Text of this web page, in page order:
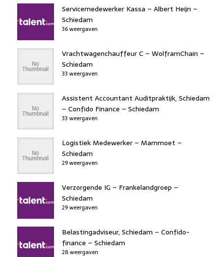
Servicemedewerker Kassa – Albert Heijn –
Schiedam
36 weergaven
Vrachtwagenchauffeur C – WolframChain –
Schiedam
33 weergaven
Assistent Accountant Auditpraktijk, Schiedam
– Confido Finance – Schiedam
33 weergaven
Logistiek Medewerker – Mammoet –
Schiedam
29 weergaven
Verzorgende IG – Frankelandgroep –
Schiedam
29 weergaven
Belastingadviseur, Schiedam – Confido-
finance – Schiedam
28 weergaven